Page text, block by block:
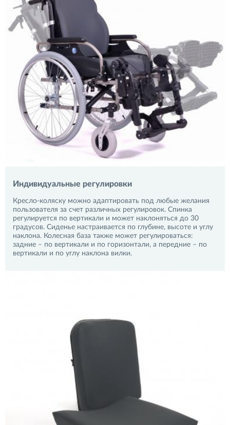
Индивидуальные регулировки
Кресло-коляску можно адаптировать под любые желания
пользователя за счет различных регулировок. Спинка
регулируется по вертикали и может наклоняться до 30
градусов. Сиденье настраивается по глубине, высоте и углу
наклона. Колесная база также может регулироваться:
задние – по вертикали и по горизонтали, а передние – по
вертикали и по углу наклона вилки.